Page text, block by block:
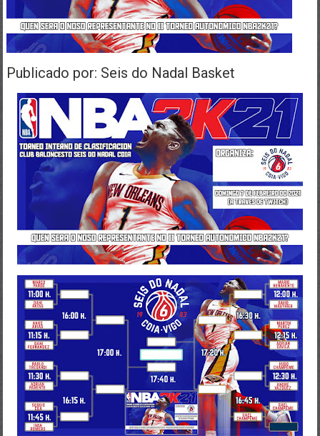
Publicado por: Seis do Nadal Basket